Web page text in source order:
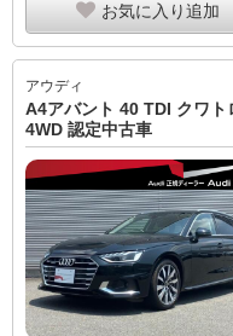
お気に入り追加
アウディ
A4アバント 40 TDI クワ
4WD 認定中古車